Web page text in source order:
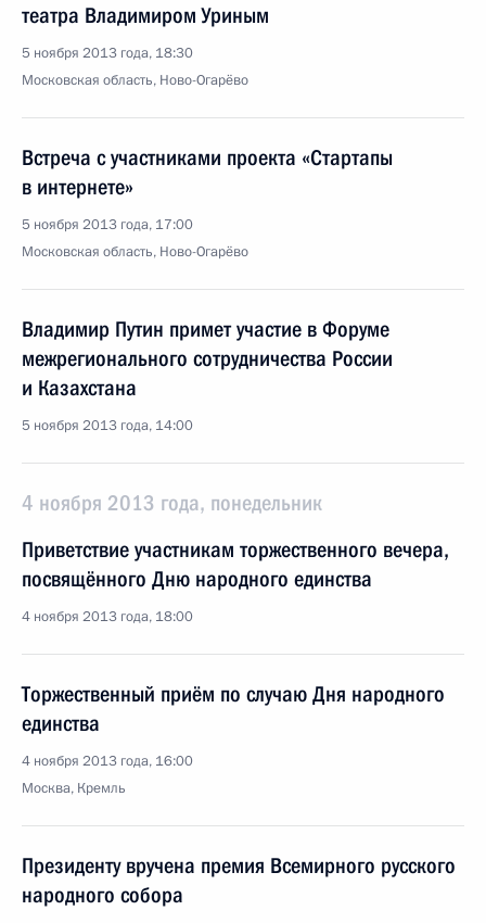
театра Владимиром Уриным
5 ноября 2013 года, 18:30
Московская область, Ново-Огарёво
Встреча с участниками проекта «Стартапы
в интернете»
5 ноября 2013 года, 17:00
Московская область, Ново-Огарёво
Владимир Путин примет участие в Форуме
межрегионального сотрудничества России
и Казахстана
5 ноября 2013 года, 14:00
4 ноября 2013 года, понедельник
Приветствие участникам торжественного вечера,
посвящённого Дню народного единства
4 ноября 2013 года, 18:00
Торжественный приём по случаю Дня народного
единства
4 ноября 2013 года, 16:00
Москва, Кремль
Президенту вручена премия Всемирного русского
народного собора